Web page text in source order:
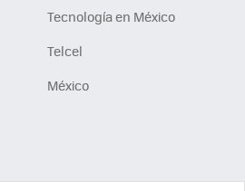
Tecnología en México
Telcel
México